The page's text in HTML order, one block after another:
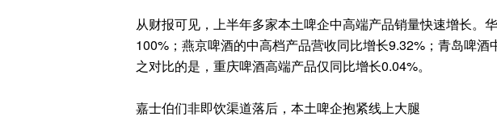
从财报可见，上半年多家本土啤企中高端产品销量快速增长。
100%；燕京啤酒的中高档产品营收同比增长9.32%；青岛啤
之对比的是，重庆啤酒高端产品仅同比增长0.04%。
嘉士伯们非即饮渠道落后，本土啤企抱紧线上大腿